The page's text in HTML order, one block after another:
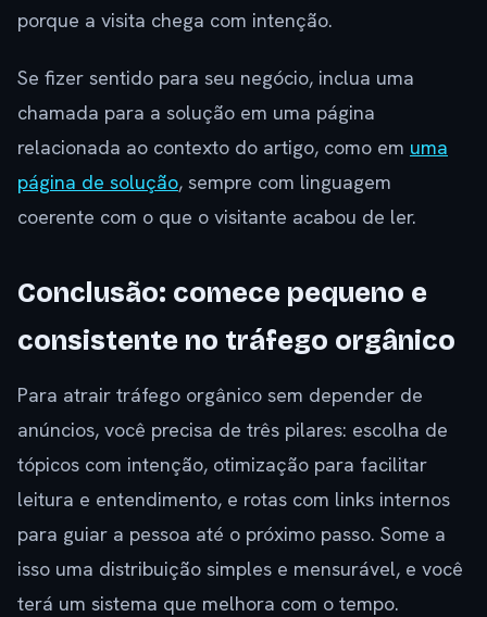
porque a visita chega com intenção.
Se fizer sentido para seu negócio, inclua uma
chamada para a solução em uma página
relacionada ao contexto do artigo, como em uma
página de solução, sempre com linguagem
coerente com o que o visitante acabou de ler.
Conclusão: comece pequeno e
consistente no tráfego orgânico
Para atrair tráfego orgânico sem depender de
anúncios, você precisa de três pilares: escolha de
tópicos com intenção, otimização para facilitar
leitura e entendimento, e rotas com links internos
para guiar a pessoa até o próximo passo. Some a
isso uma distribuição simples e mensurável, e você
terá um sistema que melhora com o tempo.